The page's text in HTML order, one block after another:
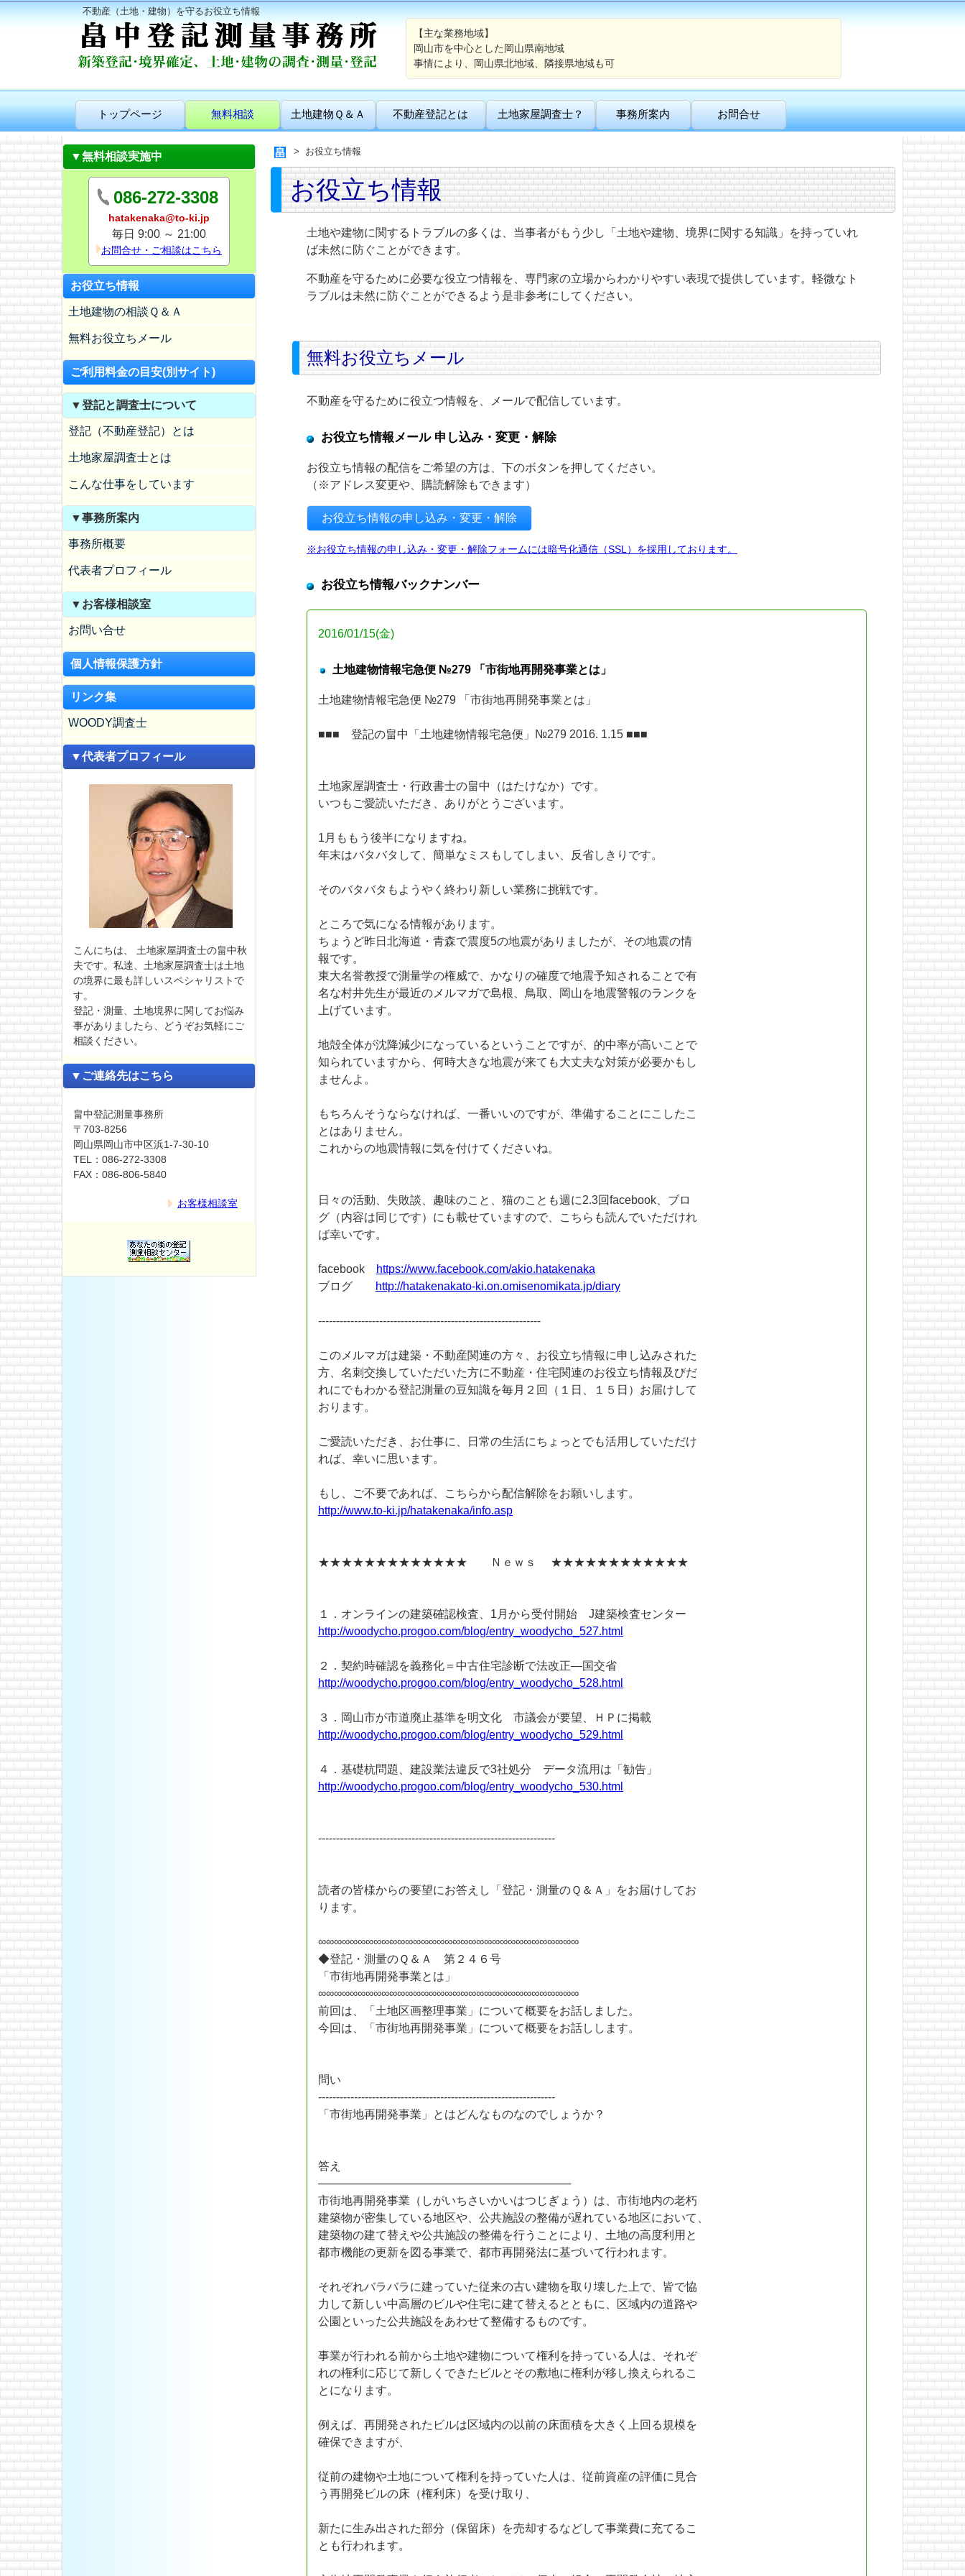
不動産（土地・建物）を守るお役立ち情報
【主な業務地域】
岡山市を中心とした岡山県南地域
事情により、岡山県北地域、隣接県地域も可
トップページ 無料相談 土地建物Ｑ＆Ａ 不動産登記とは 土地家屋調査士？ 事務所案内 お問合せ
▼無料相談実施中
086-272-3308
hatakenaka@to-ki.jp
毎日 9:00 ～ 21:00
お問合せ・ご相談はこちら
お役立ち情報
土地建物の相談Ｑ＆Ａ
無料お役立ちメール
ご利用料金の目安(別サイト)
▼登記と調査士について
登記（不動産登記）とは
土地家屋調査士とは
こんな仕事をしています
▼事務所案内
事務所概要
代表者プロフィール
▼お客様相談室
お問い合せ
個人情報保護方針
リンク集
WOODY調査士
▼代表者プロフィール
こんにちは、 土地家屋調査士の畠中秋
夫です。私達、土地家屋調査士は土地
の境界に最も詳しいスペシャリストで
す。
登記・測量、土地境界に関してお悩み
事がありましたら、どうぞお気軽にご
相談ください。
▼ご連絡先はこちら
畠中登記測量事務所
〒703-8256
岡山県岡山市中区浜1-7-30-10
TEL：086-272-3308
FAX：086-806-5840
お客様相談室
お役立ち情報
お役立ち情報
土地や建物に関するトラブルの多くは、当事者がもう少し「土地や建物、境界に関する知識」を持っていれ
ば未然に防ぐことができます。
不動産を守るために必要な役立つ情報を、専門家の立場からわかりやすい表現で提供しています。軽微なト
ラブルは未然に防ぐことができるよう是非参考にしてください。
無料お役立ちメール
不動産を守るために役立つ情報を、メールで配信しています。
お役立ち情報メール 申し込み・変更・解除
お役立ち情報の配信をご希望の方は、下のボタンを押してください。
（※アドレス変更や、購読解除もできます）
お役立ち情報の申し込み・変更・解除
※お役立ち情報の申し込み・変更・解除フォームには暗号化通信（SSL）を採用しております。
お役立ち情報バックナンバー
2016/01/15(金)
土地建物情報宅急便 №279 「市街地再開発事業とは」
土地建物情報宅急便 №279 「市街地再開発事業とは」
■■■ 登記の畠中「土地建物情報宅急便」№279 2016. 1.15 ■■■
土地家屋調査士・行政書士の畠中（はたけなか）です。
いつもご愛読いただき、ありがとうございます。
1月ももう後半になりますね。
年末はバタバタして、簡単なミスもしてしまい、反省しきりです。
そのバタバタもようやく終わり新しい業務に挑戦です。
ところで気になる情報があります。
ちょうど昨日北海道・青森で震度5の地震がありましたが、その地震の情
報です。
東大名誉教授で測量学の権威で、かなりの確度で地震予知されることで有
名な村井先生が最近のメルマガで島根、鳥取、岡山を地震警報のランクを
上げています。
地殻全体が沈降減少になっているということですが、的中率が高いことで
知られていますから、何時大きな地震が来ても大丈夫な対策が必要かもし
ませんよ。
もちろんそうならなければ、一番いいのですが、準備することにこしたこ
とはありません。
これからの地震情報に気を付けてくださいね。
日々の活動、失敗談、趣味のこと、猫のことも週に2.3回facebook、ブロ
グ（内容は同じです）にも載せていますので、こちらも読んでいただけれ
ば幸いです。
facebook
https://www.facebook.com/akio.hatakenaka
ブログ
http://hatakenakato-ki.on.omisenomikata.jp/diary
--------------------------------------------------------------
このメルマガは建築・不動産関連の方々、お役立ち情報に申し込みされた
方、名刺交換していただいた方に不動産・住宅関連のお役立ち情報及びだ
れにでもわかる登記測量の豆知識を毎月２回（１日、１５日）お届けして
おります。
ご愛読いただき、お仕事に、日常の生活にちょっとでも活用していただけ
れば、幸いに思います。
もし、ご不要であれば、こちらから配信解除をお願いします。
http://www.to-ki.jp/hatakenaka/info.asp
★★★★★★★★★★★★★ Ｎｅｗｓ ★★★★★★★★★★★★
１．オンラインの建築確認検査、1月から受付開始 J建築検査センター
http://woodycho.progoo.com/blog/entry_woodycho_527.html
２．契約時確認を義務化＝中古住宅診断で法改正―国交省
http://woodycho.progoo.com/blog/entry_woodycho_528.html
３．岡山市が市道廃止基準を明文化 市議会が要望、ＨＰに掲載
http://woodycho.progoo.com/blog/entry_woodycho_529.html
４．基礎杭問題、建設業法違反で3社処分 データ流用は「勧告」
http://woodycho.progoo.com/blog/entry_woodycho_530.html
------------------------------------------------------------------
読者の皆様からの要望にお答えし「登記・測量のＱ＆Ａ」をお届けしてお
ります。
∞∞∞∞∞∞∞∞∞∞∞∞∞∞∞∞∞∞∞∞∞∞∞∞∞∞∞∞∞∞∞∞∞
◆登記・測量のＱ＆Ａ 第２４６号
「市街地再開発事業とは」
∞∞∞∞∞∞∞∞∞∞∞∞∞∞∞∞∞∞∞∞∞∞∞∞∞∞∞∞∞∞∞∞∞
前回は、「土地区画整理事業」について概要をお話しました。
今回は、「市街地再開発事業」について概要をお話しします。
問い
------------------------------------------------------------------
「市街地再開発事業」とはどんなものなのでしょうか？
答え
────────────────────────────────
市街地再開発事業（しがいちさいかいはつじぎょう）は、市街地内の老朽
建築物が密集している地区や、公共施設の整備が遅れている地区において、
建築物の建て替えや公共施設の整備を行うことにより、土地の高度利用と
都市機能の更新を図る事業で、都市再開発法に基づいて行われます。
それぞれバラバラに建っていた従来の古い建物を取り壊した上で、皆で協
力して新しい中高層のビルや住宅に建て替えるとともに、区域内の道路や
公園といった公共施設をあわせて整備するものです。
事業が行われる前から土地や建物について権利を持っている人は、それぞ
れの権利に応じて新しくできたビルとその敷地に権利が移し換えられるこ
とになります。
例えば、再開発されたビルは区域内の以前の床面積を大きく上回る規模を
確保できますが、
従前の建物や土地について権利を持っていた人は、従前資産の評価に見合
う再開発ビルの床（権利床）を受け取り、
新たに生み出された部分（保留床）を売却するなどして事業費に充てるこ
とも行われます。